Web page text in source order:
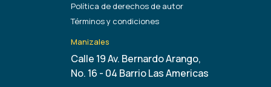
Política de derechos de autor
Términos y condiciones
Manizales
Calle 19 Av. Bernardo Arango,
No. 16 - 04 Barrio Las Americas